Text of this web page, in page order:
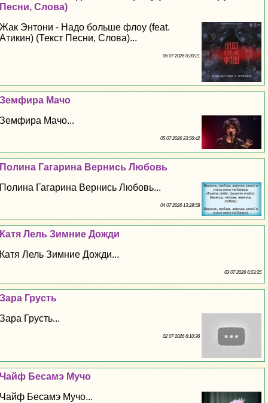
Песни, Слова)
Жак Энтони - Надо больше флоу (feat.
Атикин) (Текст Песни, Слова)...
06 07 2026 0:20:21
Земфира Мачо
Земфира Мачо...
05 07 2026 23:56:42
Полина Гагарина Вернись Любовь
Полина Гагарина Вернись Любовь...
04 07 2026 13:28:58
Катя Лель Зимние Дожди
Катя Лель Зимние Дожди...
03 07 2026 6:23:35
Зара Грусть
Зара Грусть...
02 07 2026 6:10:36
Чайф Бесамэ Мучо
Чайф Бесамэ Мучо...